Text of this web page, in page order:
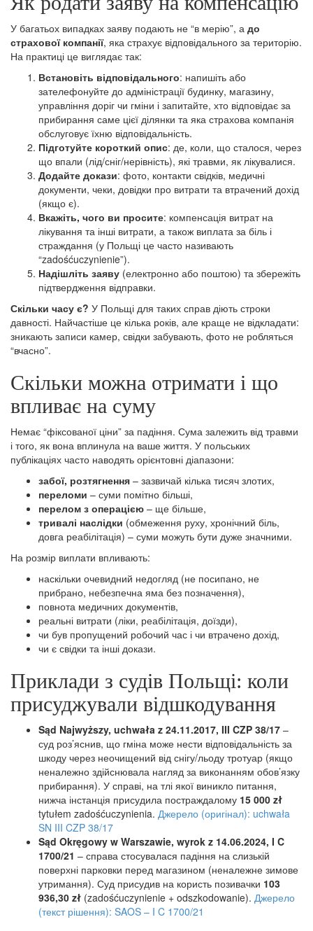
У багатьох випадках заяву подають не “в мерію”, а до
страхової компанії, яка страхує відповідального за територію.
На практиці це виглядає так:
Встановіть відповідального: напишіть або
зателефонуйте до адміністрації будинку, магазину,
управління доріг чи гміни і запитайте, хто відповідає за
прибирання саме цієї ділянки та яка страхова компанія
обслуговує їхню відповідальність.
Підготуйте короткий опис: де, коли, що сталося, через
що впали (лід/сніг/нерівність), які травми, як лікувалися.
Додайте докази: фото, контакти свідків, медичні
документи, чеки, довідки про витрати та втрачений дохід
(якщо є).
Вкажіть, чого ви просите: компенсація витрат на
лікування та інші витрати, а також виплата за біль і
страждання (у Польщі це часто називають
“zadośćuczynienie”).
Надішліть заяву (електронно або поштою) та збережіть
підтвердження відправки.
Скільки часу є? У Польщі для таких справ діють строки
давності. Найчастіше це кілька років, але краще не відкладати:
зникають записи камер, свідки забувають, фото не робляться
“вчасно”.
Скільки можна отримати і що
впливає на суму
Немає “фіксованої ціни” за падіння. Сума залежить від травми
і того, як вона вплинула на ваше життя. У польських
публікаціях часто наводять орієнтовні діапазони:
забої, розтягнення – зазвичай кілька тисяч злотих,
переломи – суми помітно більші,
перелом з операцією – ще більше,
тривалі наслідки (обмеження руху, хронічний біль,
довга реабілітація) – суми можуть бути дуже значними.
На розмір виплати впливають:
наскільки очевидний недогляд (не посипано, не
прибрано, небезпечна яма без позначення),
повнота медичних документів,
реальні витрати (ліки, реабілітація, доїзди),
чи був пропущений робочий час і чи втрачено дохід,
чи є свідки та інші докази.
Приклади з судів Польщі: коли
присуджували відшкодування
Sąd Najwyższy, uchwała z 24.11.2017, III CZP 38/17 –
суд роз’яснив, що гміна може нести відповідальність за
шкоду через неочищений від снігу/льоду тротуар (якщо
неналежно здійснювала нагляд за виконанням обов’язку
прибирання). У справі, на тлі якої виникло питання,
нижча інстанція присудила постраждалому 15 000 zł
tytułem zadośćuczynienia. Джерело (оригінал): uchwała
SN III CZP 38/17
Sąd Okręgowy w Warszawie, wyrok z 14.06.2024, I C
1700/21 – справа стосувалася падіння на слизькій
поверхні парковки перед магазином (неналежне зимове
утримання). Суд присудив на користь позивачки 103
936,30 zł (zadośćuczynienie + odszkodowanie). Джерело
(текст рішення): SAOS – I C 1700/21